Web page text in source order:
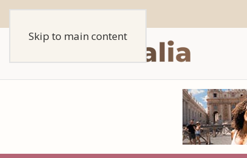
Skip to main content